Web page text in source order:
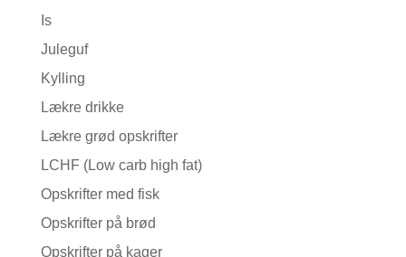
Is
Juleguf
Kylling
Lækre drikke
Lækre grød opskrifter
LCHF (Low carb high fat)
Opskrifter med fisk
Opskrifter på brød
Opskrifter på kager